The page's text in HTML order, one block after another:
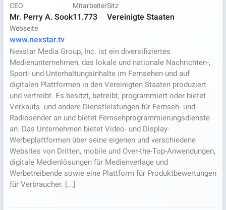
CEO
Mr. Perry A. Sook
Mitarbeiter
11.773
Sitz
Vereinigte Staaten
Webseite
www.nexstar.tv
Nexstar Media Group, Inc. ist ein diversifiziertes
Medienunternehmen, das lokale und nationale Nachrichten-,
Sport- und Unterhaltungsinhalte im Fernsehen und auf
digitalen Plattformen in den Vereinigten Staaten produziert
und vertreibt. Es besitzt, betreibt, programmiert oder bietet
Verkaufs- und andere Dienstleistungen für Fernseh- und
Radiosender an und bietet Fernsehprogrammierungsdienste
an. Das Unternehmen bietet Video- und Display-
Werbeplattformen über seine eigenen und verschiedene
Websites von Dritten, mobile und Over-the-Top-Anwendungen,
digitale Medienlösungen für Medienverlage und
Werbetreibende sowie eine Plattform für Produktbewertungen
für Verbraucher. [...]